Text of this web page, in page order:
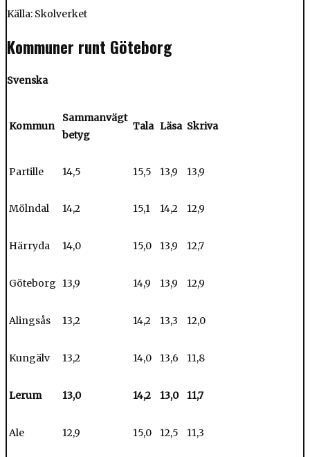
Källa: Skolverket
Kommuner runt Göteborg
Svenska
Kommun
Sammanvägt
betyg
Tala Läsa Skriva
Partille 14,5 15,5 13,9 13,9
Mölndal 14,2 15,1 14,2 12,9
Härryda 14,0 15,0 13,9 12,7
Göteborg 13,9 14,9 13,9 12,9
Alingsås 13,2 14,2 13,3 12,0
Kungälv 13,2 14,0 13,6 11,8
Lerum 13,0 14,2 13,0 11,7
Ale 12,9 15,0 12,5 11,3